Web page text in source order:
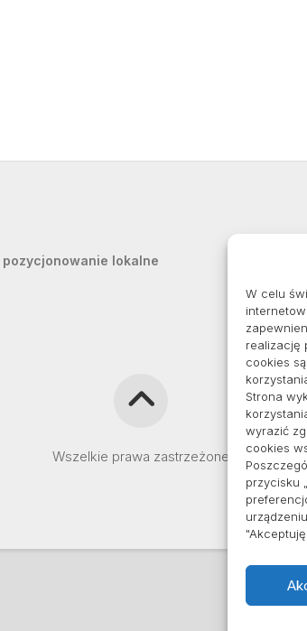
W celu
realizację
cookies
Strona
wyrazić
cookies
przycisku
pozycjonowanie lokalne
Wszelkie prawa zastrzeżone